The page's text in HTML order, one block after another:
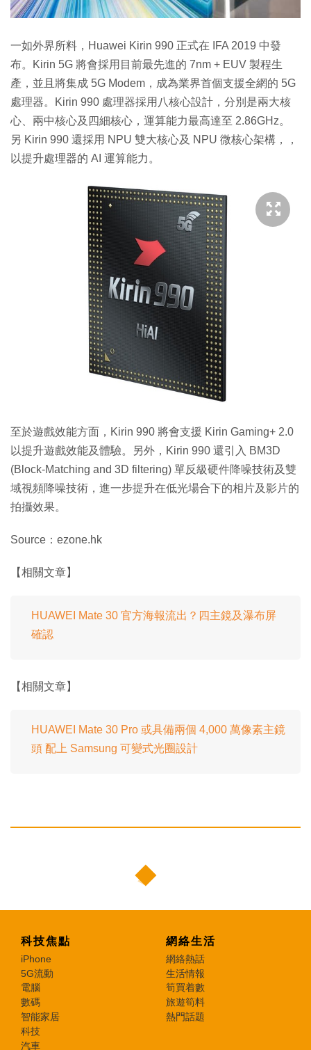
一如外界所料，Huawei Kirin 990 正式在 IFA 2019 中發
布。Kirin 5G 將會採用目前最先進的 7nm + EUV 製程生
產，並且將集成 5G Modem，成為業界首個支援全網的 5G
處理器。Kirin 990 處理器採用八核心設計，分別是兩大核
心、兩中核心及四細核心，運算能力最高達至 2.86GHz。
另 Kirin 990 還採用 NPU 雙大核心及 NPU 微核心架構，，
以提升處理器的 AI 運算能力。
至於遊戲效能方面，Kirin 990 將會支援 Kirin Gaming+ 2.0
以提升遊戲效能及體驗。另外，Kirin 990 還引入 BM3D
(Block-Matching and 3D filtering) 單反級硬件降噪技術及雙
域視頻降噪技術，進一步提升在低光場合下的相片及影片的
拍攝效果。
Source：ezone.hk
【相關文章】
HUAWEI Mate 30 官方海報流出？四主鏡及瀑布屏
確認
【相關文章】
HUAWEI Mate 30 Pro 或具備兩個 4,000 萬像素主鏡
頭 配上 Samsung 可變式光圈設計
科技焦點
iPhone
5G流動
電腦
數碼
智能家居
科技
汽車
網絡生活
網絡熱話
生活情報
筍買着數
旅遊筍料
熱門話題